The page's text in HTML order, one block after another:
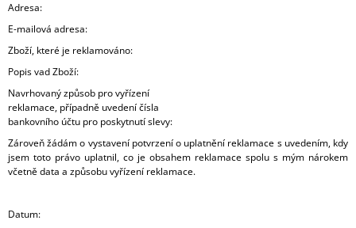
Adresa:
E-mailová adresa:
Zboží, které je reklamováno:
Popis vad Zboží:
Navrhovaný způsob pro vyřízení
reklamace, případně uvedení čísla
bankovního účtu pro poskytnutí slevy:
Zároveň žádám o vystavení potvrzení o uplatnění reklamace s uvedením, kdy
jsem toto právo uplatnil, co je obsahem reklamace spolu s mým nárokem
včetně data a způsobu vyřízení reklamace.
Datum: